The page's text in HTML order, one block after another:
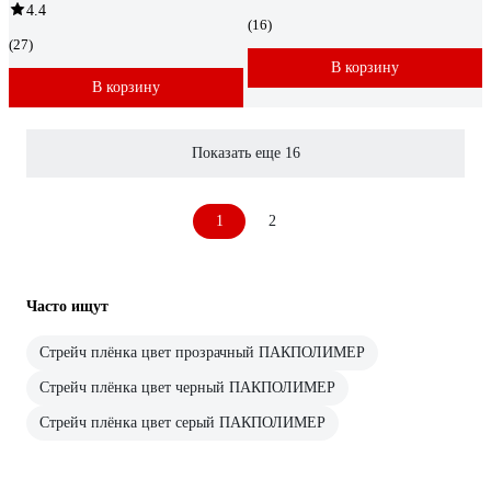
4.4
(27)
В корзину
(16)
В корзину
Показать еще 16
1 2
Часто ищут
Стрейч плёнка цвет прозрачный ПАКПОЛИМЕР
Стрейч плёнка цвет черный ПАКПОЛИМЕР
Стрейч плёнка цвет серый ПАКПОЛИМЕР